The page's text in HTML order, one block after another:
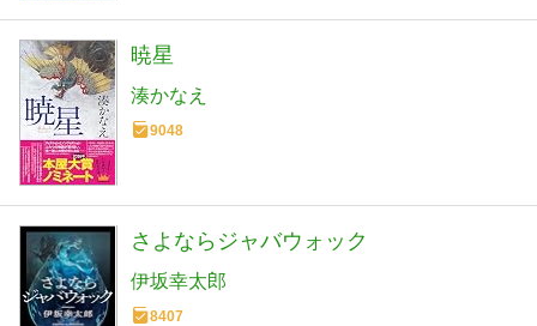
暁星
湊かなえ
9048
さよならジャバウォック
伊坂幸太郎
8407